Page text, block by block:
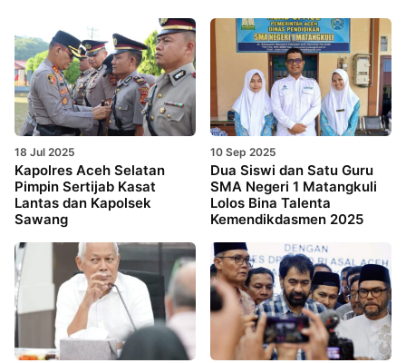
18 Jul 2025
Kapolres Aceh Selatan
Pimpin Sertijab Kasat
Lantas dan Kapolsek
Sawang
10 Sep 2025
Dua Siswi dan Satu Guru
SMA Negeri 1 Matangkuli
Lolos Bina Talenta
Kemendikdasmen 2025